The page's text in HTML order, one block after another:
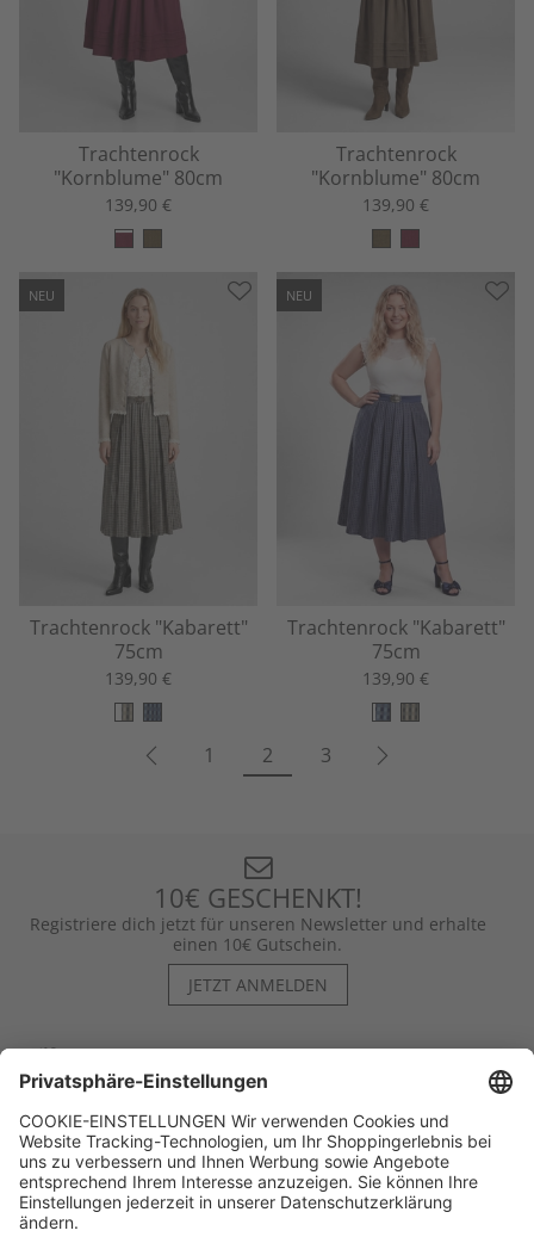
Trachtenrock
"Kornblume" 80cm
139,90 €
Trachtenrock
"Kornblume" 80cm
139,90 €
NEU
Trachtenrock "Kabarett"
75cm
139,90 €
NEU
Trachtenrock "Kabarett"
75cm
139,90 €
1 2 3
10€ GESCHENKT!
Registriere dich jetzt für unseren Newsletter und erhalte
einen 10€ Gutschein.
JETZT ANMELDEN
Hilfe
Kontakt
Kategorien